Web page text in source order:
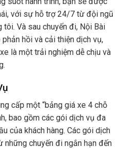
với sự hỗ trợ 24/7 từ đội ngũ
tôi. Và sau chuyến đi, Nội Bài
hồi và cải thiện dịch vụ,
là một trải nghiệm dễ chịu và
cấp một “bảng giá xe 4 chỗ
bao gồm các gói dịch vụ đa
của khách hàng. Các gói dịch
chuyến đi ngắn hạn đến